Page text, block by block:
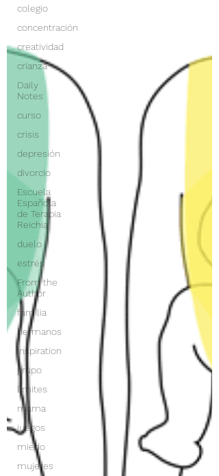
colegio
concentración
creatividad
crianza
Daily
Notes
curso
crisis
depresión
divorcio
Escuela
Española
de Terapia
Reichia
duelo
estrés
From the
Author
familia
hermanos
Inspiration
grupo
límites
mama
juegos
miedo
mujeres